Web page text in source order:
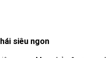
siêu ngon